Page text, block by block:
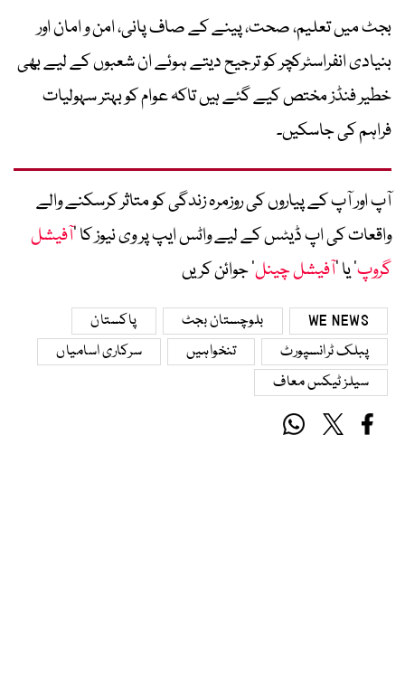
بجٹ میں تعلیم، صحت، پینے کے صاف پانی، امن و امان اور
بنیادی انفراسٹرکچر کو ترجیح دیتے ہوئے ان شعبوں کے لیے بھی
خطیر فنڈز مختص کیے گئے ہیں تاکہ عوام کو بہتر سہولیات
فراہم کی جاسکیں۔
آپ اور آپ کے پیاروں کی روزمرہ زندگی کو متاثر کرسکنے والے
واقعات کی اپ ڈیٹس کے لیے واٹس ایپ پر وی نیوز کا ’آفیشل
گروپ‘ یا ’آفیشل چینل‘ جوائن کریں
WE NEWS بلوچستان بجٹ
پاکستان
پبلک ٹرانسپورٹ
تنخواہیں
سرکاری اسامیاں
سیلز ٹیکس معاف